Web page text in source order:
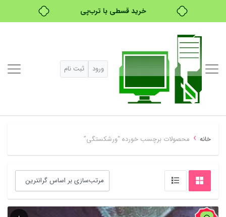
خرید قسطی با ترب‌پی
ورود ثبت نام
خانه › محصولات برچسب خورده “ورشکستگی”